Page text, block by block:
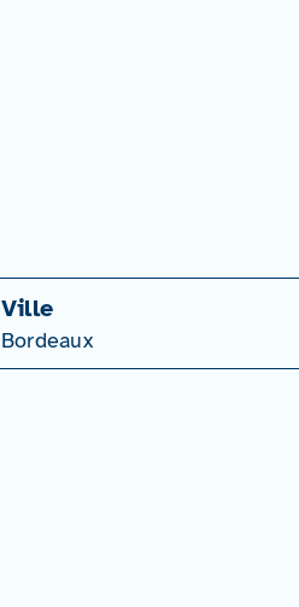
Ville
Bordeaux